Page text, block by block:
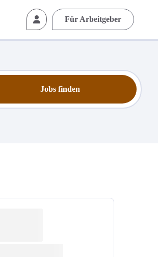
Für Arbeitgeber
Jobs finden